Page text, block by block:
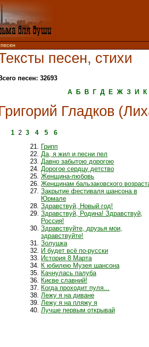
песен, стихи
песен: 32693
А
Б В Г Д Е Ж З И К
Гладков
1 2 3 4 5
6
Грипп
Да, я жил и песни пел
Давно забытою дорогою
Дорогое сердцу детство
Женщина-любовь
Женщинам бальзаковского
Закрытие фестиваля шансона в
Юрмале
Здравствуй, Новый год!
Здравствуй, Родина! Здравствуй,
Россия!
Здравствуйте, друзья мои,
здравствуйте!
Золушка
И будет всё по-русски
История 8 Марта
К юбилею Музея шансона
Качнулась палуба
Києве славний!
Когда проходит пуля...
Лежу я на диване
Лежу я на пляжу я
Лучше первым открывай